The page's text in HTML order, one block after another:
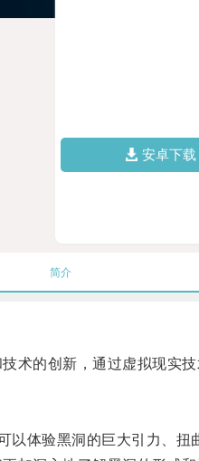
安卓下载
简介
的创新，通过虚拟现实技
体验黑洞的巨大引力、扭